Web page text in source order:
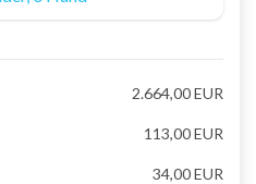
2.664,00 EUR
113,00 EUR
34,00 EUR